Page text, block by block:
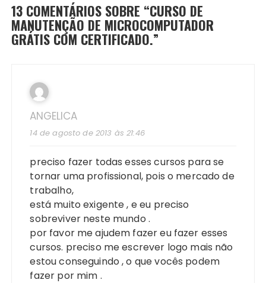
13 COMENTÁRIOS SOBRE “CURSO DE
MANUTENÇÃO DE MICROCOMPUTADOR
GRÁTIS COM CERTIFICADO.”
ANGELICA
14 de agosto de 2013 às 21:46
preciso fazer todas esses cursos para se
tornar uma profissional, pois o mercado de
trabalho,
está muito exigente , e eu preciso
sobreviver neste mundo .
por favor me ajudem fazer eu fazer esses
cursos. preciso me escrever logo mais não
estou conseguindo , o que vocês podem
fazer por mim .